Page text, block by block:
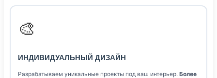
🎨
ИНДИВИДУАЛЬНЫЙ ДИЗАЙН
Разрабатываем уникальные проекты под ваш интерьер. Более